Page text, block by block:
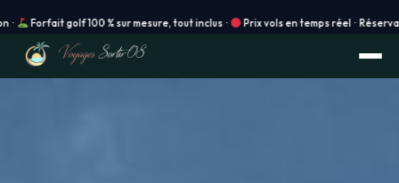
% sur mesure, tout inclus · Prix vols en temps réel · Réservation